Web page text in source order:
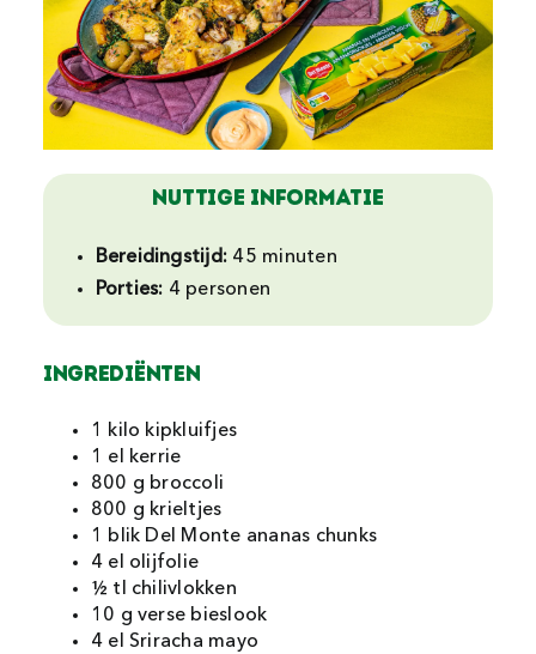
NUTTIGE INFORMATIE
Bereidingstijd: 45 minuten
Porties: 4personen
Ingrediënten
1 kilo kipkluifjes
1 el kerrie
800 g broccoli
800 g krieltjes
1 blik Del Monte ananas chunks
4 el olijfolie
½ tl chilivlokken
10 g verse bieslook
4 el Sriracha mayo